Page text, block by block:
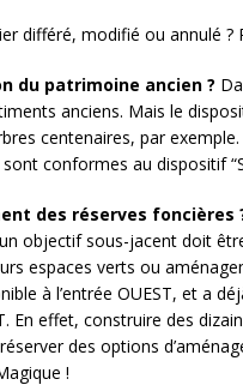
différé, modifié ou annulé ?
du patrimoine ancien ?
anciens. Mais le
centenaires, par
conformes au dispositif
des réserves foncières
objectif sous-jacent doit
espaces verts ou
à l’entrée OUEST, et a
En effet, construire des
des options
!